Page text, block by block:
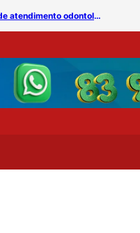
Unifacisa e Fundação Pedro Américo abrem inscrições para mutirão de atendimento odontológico